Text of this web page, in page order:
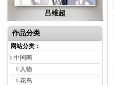
吕维超
作品分类
网站分类：
中国画
人物
花鸟